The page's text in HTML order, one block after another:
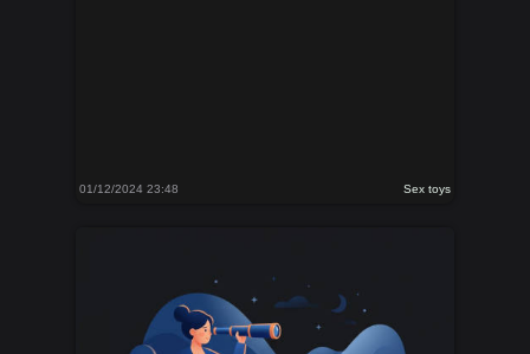
01/12/2024 23:48 Sex toys